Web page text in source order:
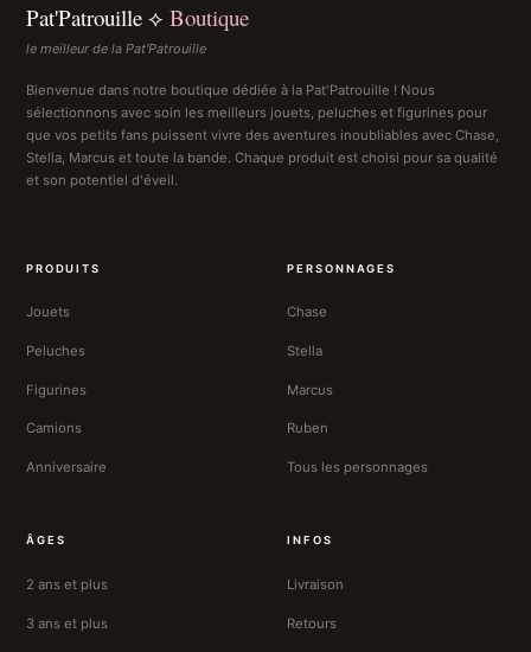
Pat'Patrouille ⟡ Boutique
le meilleur de la Pat'Patrouille
Bienvenue dans notre boutique dédiée à la Pat'Patrouille ! Nous
sélectionnons avec soin les meilleurs jouets, peluches et figurines pour
que vos petits fans puissent vivre des aventures inoubliables avec Chase,
Stella, Marcus et toute la bande. Chaque produit est choisi pour sa qualité
et son potentiel d'éveil.
PRODUITS
Jouets
Peluches
Figurines
Camions
Anniversaire
PERSONNAGES
Chase
Stella
Marcus
Ruben
Tous les personnages
ÂGES
2 ans et plus
3 ans et plus
INFOS
Livraison
Retours